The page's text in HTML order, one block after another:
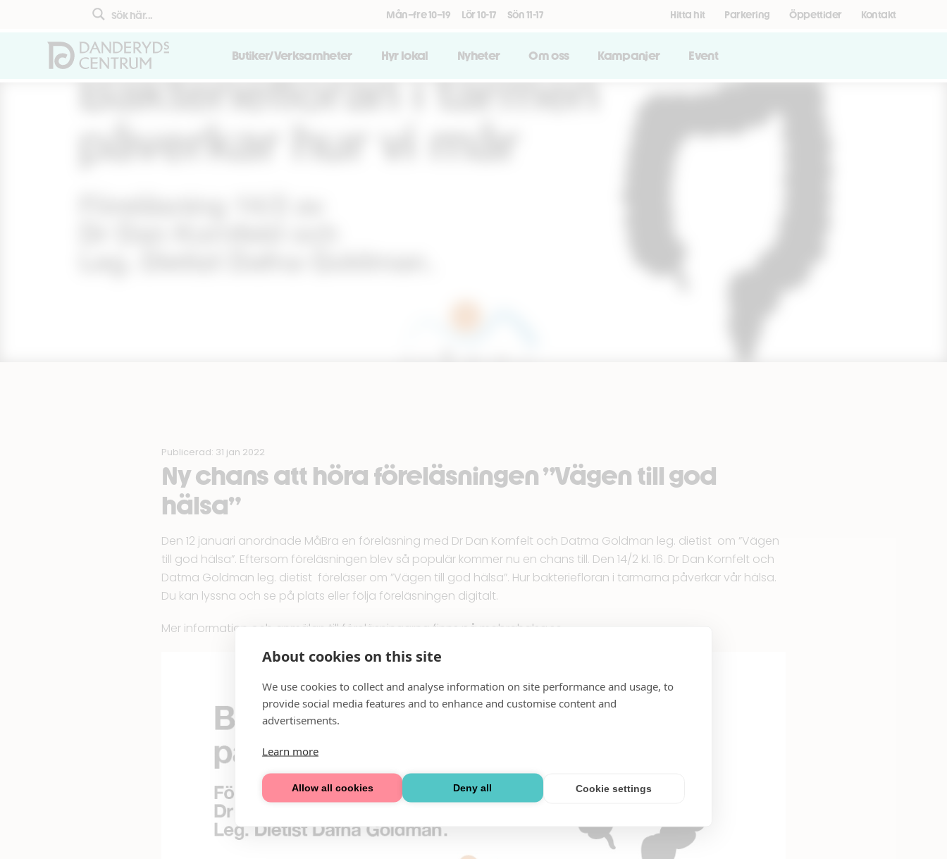
About cookies on this site
We use cookies to collect and analyse information on site performance and usage, to
provide social media features and to enhance and customise content and
advertisements.
Learn more
Allow all cookies Deny all Cookie settings
Mån–fre 10–19 Lör 10-17 Sön 11-17 Hitta hit Parkering Öppettider Kontakt
Butiker/Verksamheter Hyr lokal Nyheter Om oss Kampanjer Event
Publicerad: 31 jan 2022
Ny chans att höra föreläsningen ”Vägen till god
hälsa”
Den 12 januari anordnade MåBra en föreläsning med Dr Dan Kornfelt och Datma Goldman leg. dietist om ”Vägen
till god hälsa”. Eftersom föreläsningen blev så populär kommer nu en chans till. Den 14/2 kl. 16. Dr Dan Kornfelt och
Datma Goldman leg. dietist föreläser om ”Vägen till god hälsa”. Hur bakteriefloran i tarmarna påverkar vår hälsa.
Du kan lyssna och se på plats eller följa föreläsningen digitalt.
Mer information och anmälan till föreläsningarna finns på mabrahalsa.se